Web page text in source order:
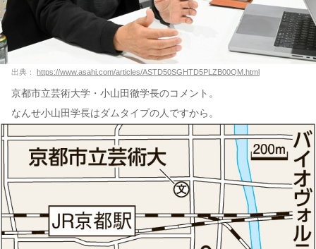
出典： https://www.asahi.com/articles/ASTD50SGHTD5PLZB00QM.html
京都市立芸術大学・小山田徹学長のコメント。
なんせ小山田学長はダムタイプの人ですから。